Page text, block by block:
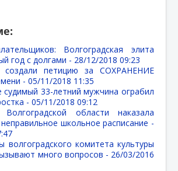
Волгоградская элита
год с долгами - 28/12/2018 09:23
создали петицию за СОХРАНЕНИЕ
- 05/11/2018 11:35
судимый 33-летний мужчина ограбил
- 05/11/2018 09:12
Волгоградской области наказала
школьное расписание -
волгоградского комитета культуры
много вопросов - 26/03/2016